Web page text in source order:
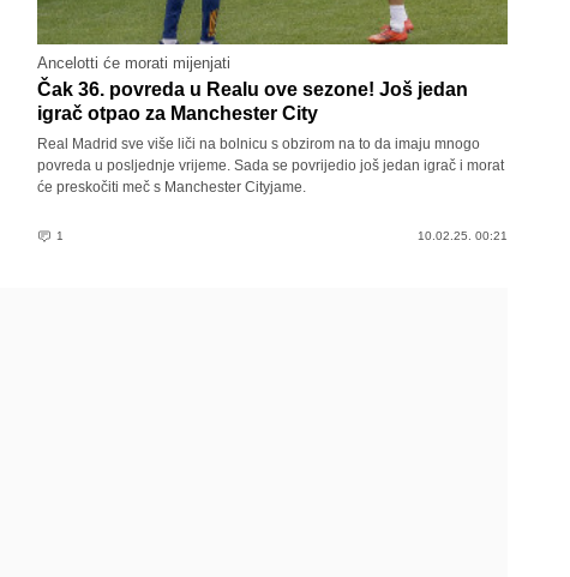
Ancelotti će morati mijenjati
Čak 36. povreda u Realu ove sezone! Još jedan
igrač otpao za Manchester City
Real Madrid sve više liči na bolnicu s obzirom na to da imaju mnogo
povreda u posljednje vrijeme. Sada se povrijedio još jedan igrač i morat
će preskočiti meč s Manchester Cityjame.
1 10.02.25. 00:21